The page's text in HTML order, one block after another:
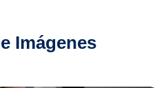
Imágenes